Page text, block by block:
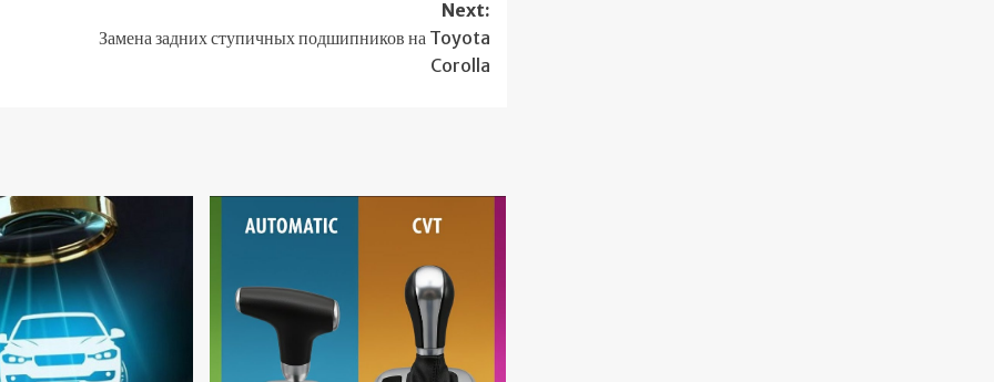
Next:
Замена задних ступичных подшипников на Toyota
Corolla